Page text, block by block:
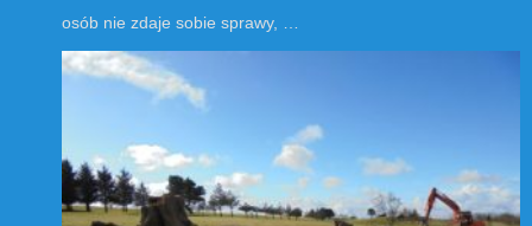
osób nie zdaje sobie sprawy, …